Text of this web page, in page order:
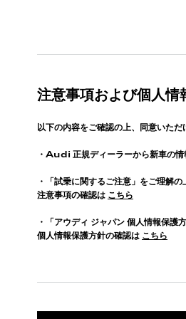
注意事項および個人情
以下の内容をご確認の上、同意いただ
・ Audi 正規ディーラーから新車の
・「試乗に関するご注意」をご理解の
注意事項の確認は こちら
・「アウディ ジャパン 個人情報保護
個人情報保護方針の確認は こちら